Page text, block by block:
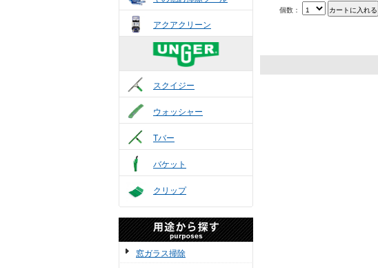
アクアクリーン
スクイジー
ウォッシャー
Tバー
バケット
クリップ
窓ガラス掃除
個数：